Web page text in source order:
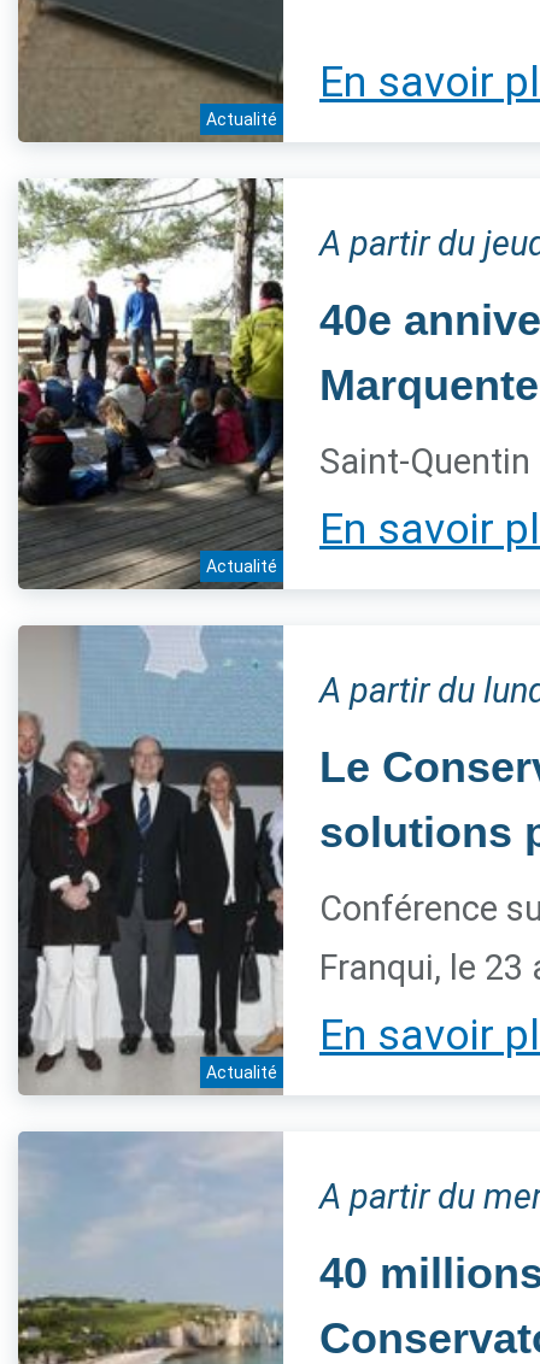
Actualité
En savoir
Actualité
A partir du
40e
Saint-
En savoir
Actualité
A partir du
Le
solutions
Conférence
Franqui, le 23
En savoir
A partir du
40